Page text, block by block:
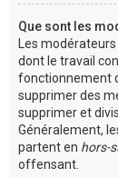
Que sont les
Les
dont le travail
fonctionnement
supprimer des
supprimer et
Généralement,
partent en hors-
offensant.